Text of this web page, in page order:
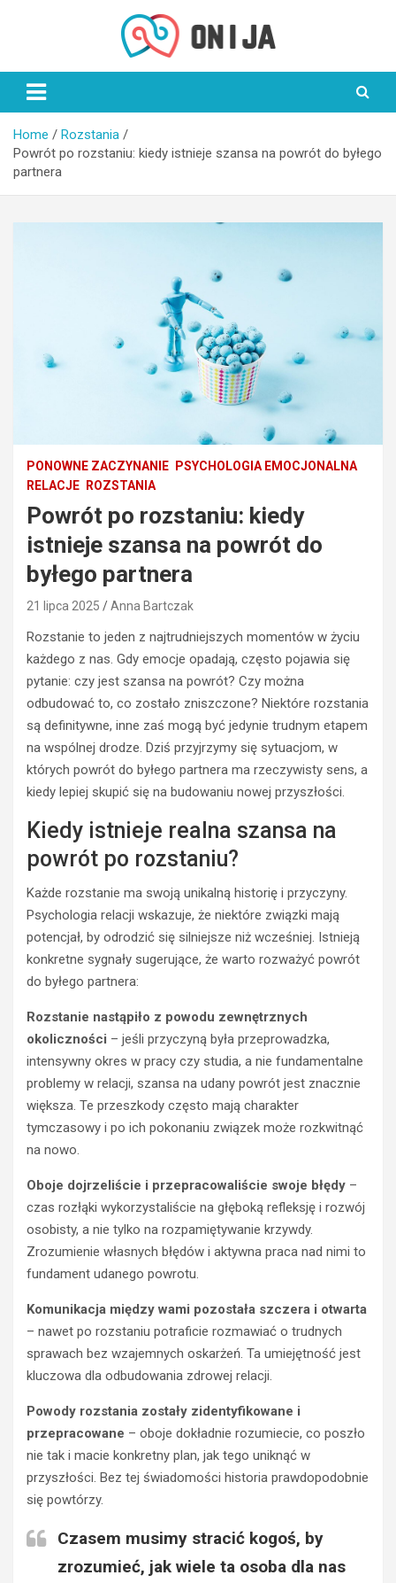
On i Ja
Home
Rozstania
Powrót po rozstaniu: kiedy istnieje szansa na powrót do byłego
partnera
PONOWNE ZACZYNANIE PSYCHOLOGIA EMOCJONALNA
RELACJE ROZSTANIA
Powrót po rozstaniu: kiedy
istnieje szansa na powrót do
byłego partnera
21 lipca 2025 Anna Bartczak
Rozstanie to jeden z najtrudniejszych momentów w życiu
każdego z nas. Gdy emocje opadają, często pojawia się
pytanie: czy jest szansa na powrót? Czy można
odbudować to, co zostało zniszczone? Niektóre rozstania
są definitywne, inne zaś mogą być jedynie trudnym etapem
na wspólnej drodze. Dziś przyjrzymy się sytuacjom, w
których powrót do byłego partnera ma rzeczywisty sens, a
kiedy lepiej skupić się na budowaniu nowej przyszłości.
Kiedy istnieje realna szansa na
powrót po rozstaniu?
Każde rozstanie ma swoją unikalną historię i przyczyny.
Psychologia relacji wskazuje, że niektóre związki mają
potencjał, by odrodzić się silniejsze niż wcześniej. Istnieją
konkretne sygnały sugerujące, że warto rozważyć powrót
do byłego partnera:
Rozstanie nastąpiło z powodu zewnętrznych
okoliczności – jeśli przyczyną była przeprowadzka,
intensywny okres w pracy czy studia, a nie fundamentalne
problemy w relacji, szansa na udany powrót jest znacznie
większa. Te przeszkody często mają charakter
tymczasowy i po ich pokonaniu związek może rozkwitnąć
na nowo.
Oboje dojrzeliście i przepracowaliście swoje błędy –
czas rozłąki wykorzystaliście na głęboką refleksję i rozwój
osobisty, a nie tylko na rozpamiętywanie krzywdy.
Zrozumienie własnych błędów i aktywna praca nad nimi to
fundament udanego powrotu.
Komunikacja między wami pozostała szczera i otwarta
– nawet po rozstaniu potraficie rozmawiać o trudnych
sprawach bez wzajemnych oskarżeń. Ta umiejętność jest
kluczowa dla odbudowania zdrowej relacji.
Powody rozstania zostały zidentyfikowane i
przepracowane – oboje dokładnie rozumiecie, co poszło
nie tak i macie konkretny plan, jak tego uniknąć w
przyszłości. Bez tej świadomości historia prawdopodobnie
się powtórzy.
Czasem musimy stracić kogoś, by
zrozumieć, jak wiele ta osoba dla nas